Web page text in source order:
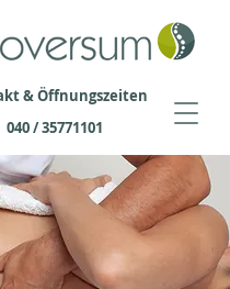
040 / 35771101
& Öffnungszeiten
Wann kann
Schnelle und
Das Osteoversum ist